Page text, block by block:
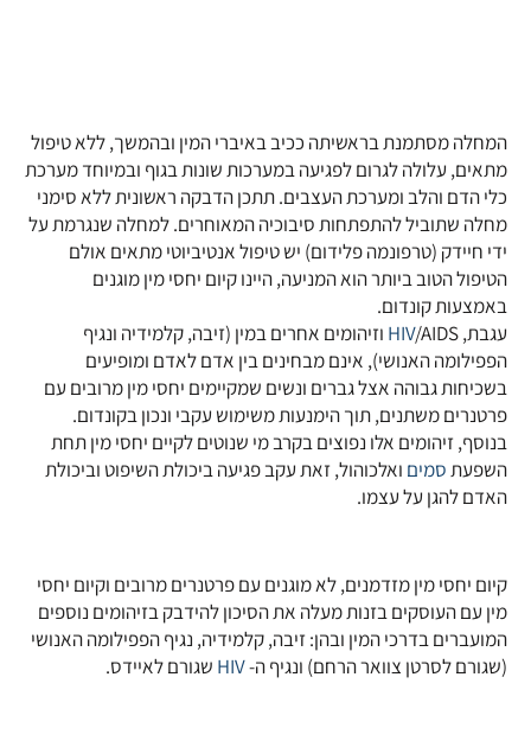
המחלה מסתמנת בראשיתה ככיב באיברי המין ובהמשך, ללא טיפול
מתאים, עלולה לגרום לפגיעה במערכות שונות בגוף ובמיוחד מערכת
כלי הדם והלב ומערכת העצבים. תתכן הדבקה ראשונית ללא סימני
מחלה שתוביל להתפתחות סיבוכיה המאוחרים. למחלה שנגרמת על
ידי חיידק (טרפונמה פלידום) יש טיפול אנטיביוטי מתאים אולם
הטיפול הטוב ביותר הוא המניעה, היינו קיום יחסי מין מוגנים
באמצעות קונדום.
עגבת,
HIV /AIDS וזיהומים אחרים במין (זיבה, קלמידיה ונגיף
הפפילומה האנושי), אינם מבחינים בין אדם לאדם ומופיעים
בשכיחות גבוהה אצל גברים ונשים שמקיימים יחסי מין מרובים עם
פרטנרים משתנים, תוך הימנעות משימוש עקבי ונכון בקונדום.
בנוסף, זיהומים אלו נפוצים בקרב מי שנוטים לקיים יחסי מין תחת
השפעתסמים ואלכוהול, זאת עקב פגיעה ביכולת השיפוט וביכולת
האדם להגן על עצמו.
קיום יחסי מין מזדמנים, לא מוגנים עם פרטנרים מרובים וקיום יחסי
מין עם העוסקים בזנות מעלה את הסיכון להידבק בזיהומים נוספים
המועברים בדרכי המין ובהן: זיבה, קלמידיה, נגיף הפפילומה האנושי
(שגורם לסרטן צוואר הרחם) ונגיף ה-HIV שגורם לאיידס.